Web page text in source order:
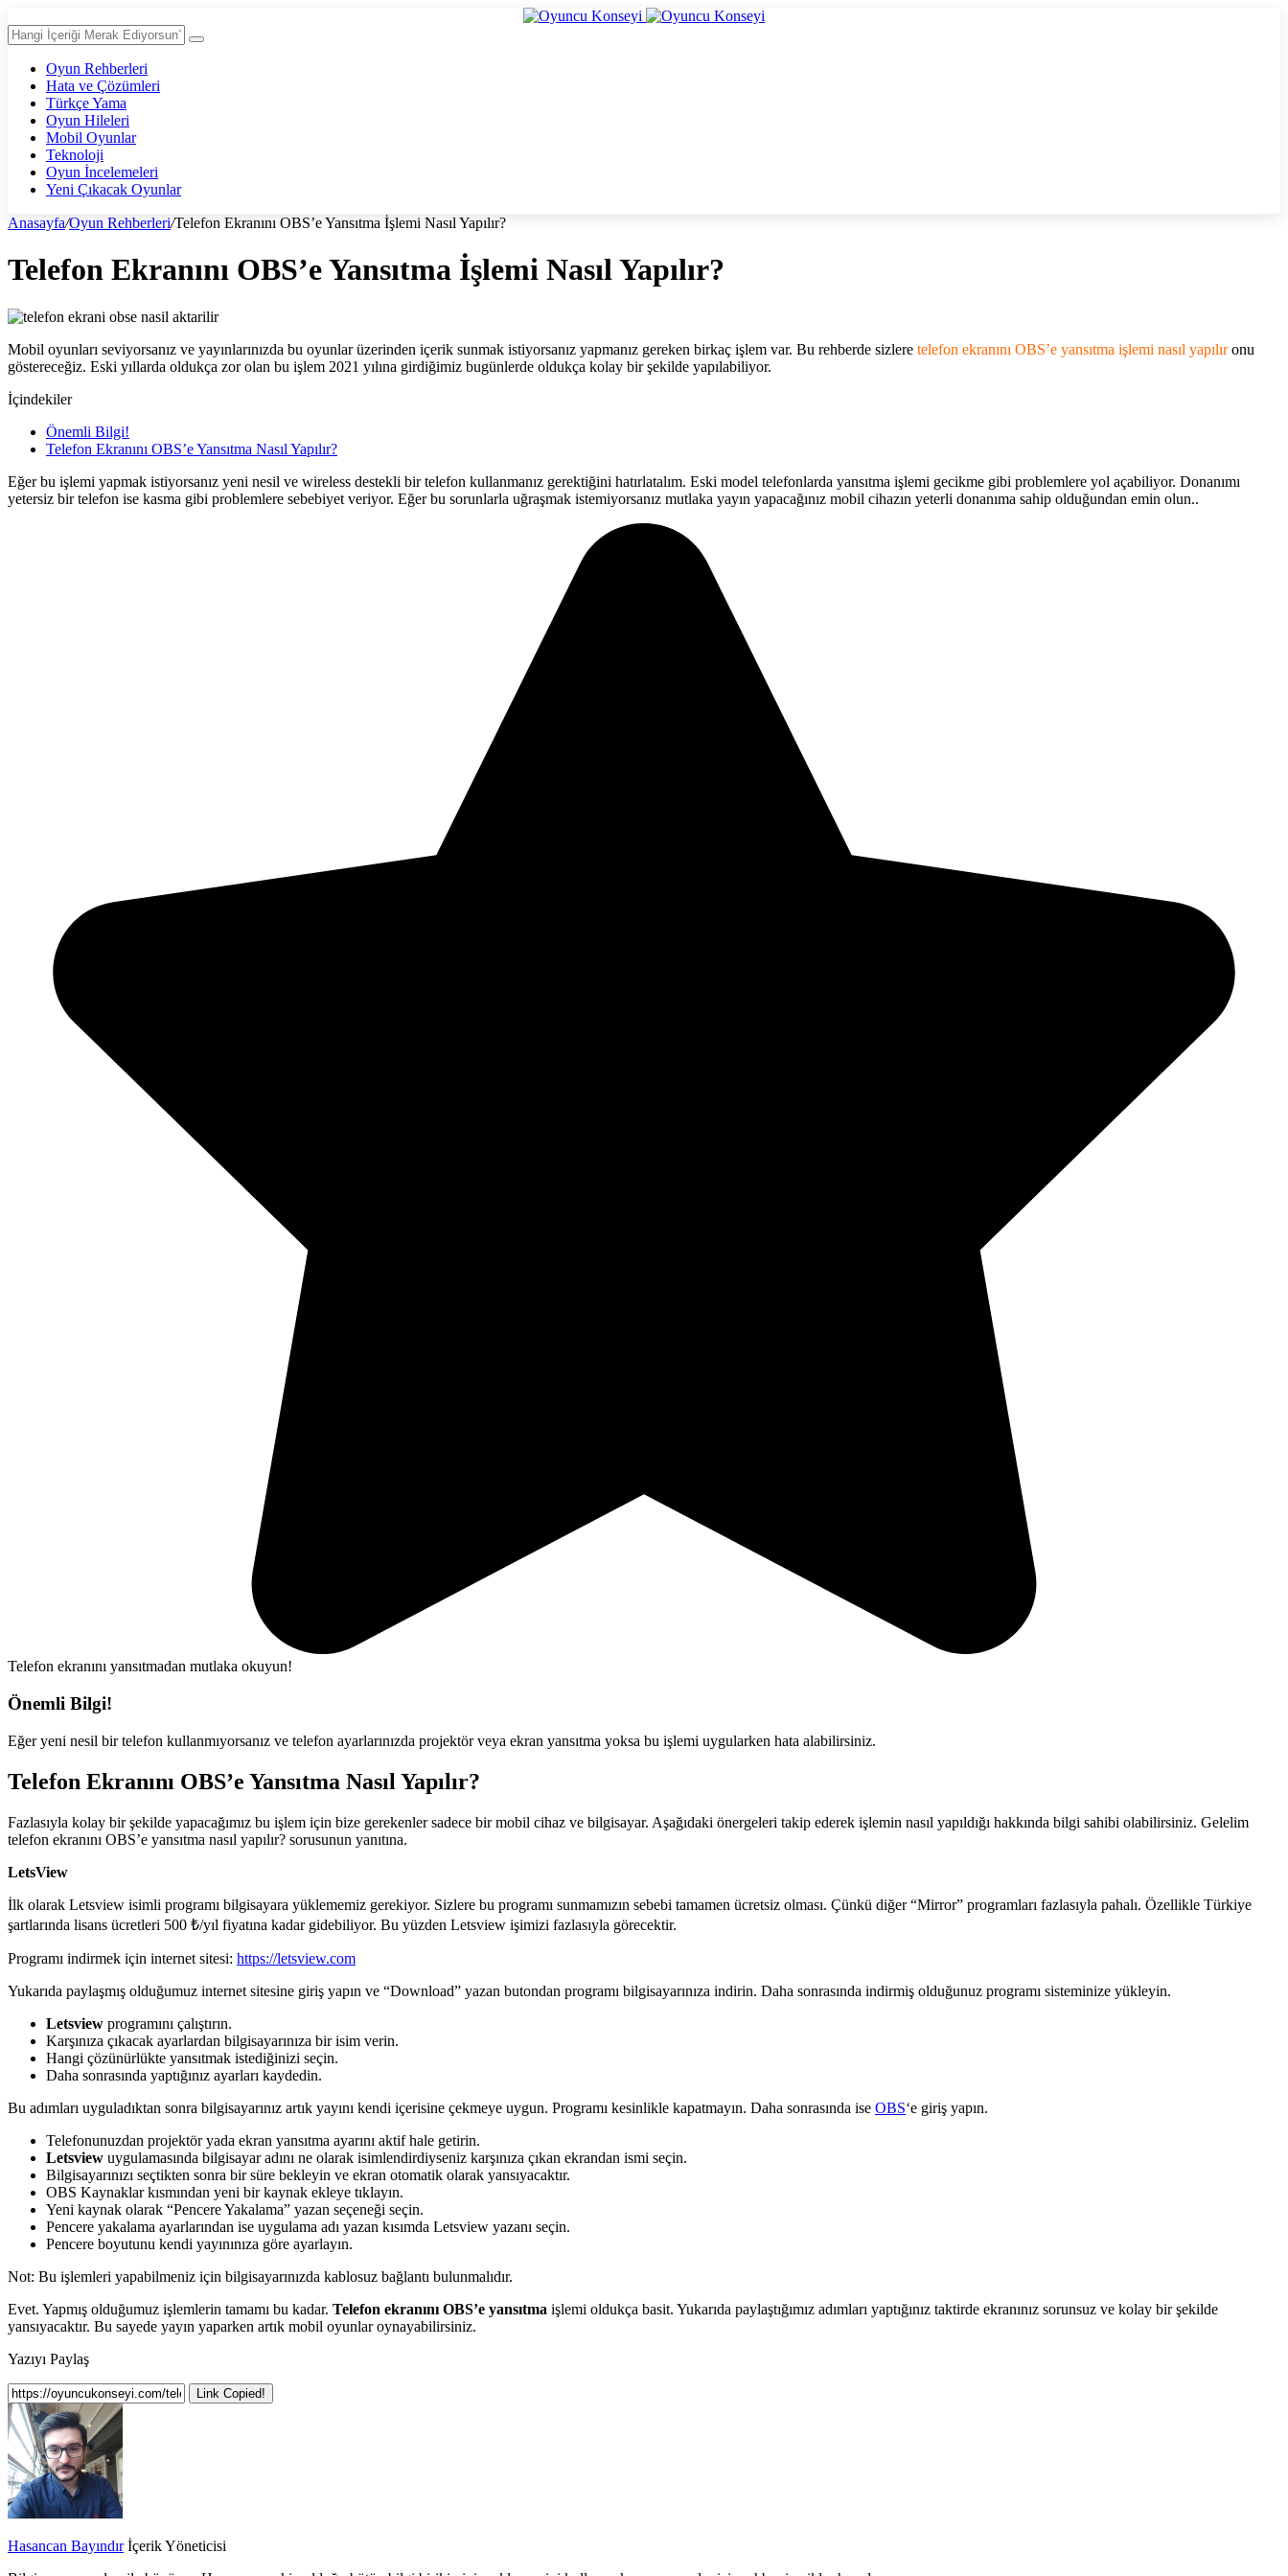
Oyun Rehberleri
Hata ve Çözümleri
Türkçe Yama
Oyun Hileleri
Mobil Oyunlar
Teknoloji
Oyun İncelemeleri
Yeni Çıkacak Oyunlar
Anasayfa/Oyun Rehberleri/Telefon Ekranını OBS’e Yansıtma İşlemi Nasıl Yapılır?
Telefon Ekranını OBS’e Yansıtma İşlemi Nasıl Yapılır?
Mobil oyunları seviyorsanız ve yayınlarınızda bu oyunlar üzerinden içerik sunmak istiyorsanız yapmanız gereken birkaç işlem var. Bu rehberde sizlere telefon ekranını OBS’e yansıtma işlemi nasıl yapılıronu
göstereceğiz. Eski yıllarda oldukça zor olan bu işlem 2021 yılına girdiğimiz bugünlerde oldukça kolay bir şekilde yapılabiliyor.
İçindekiler
Önemli Bilgi!
Telefon Ekranını OBS’e Yansıtma Nasıl Yapılır?
Eğer bu işlemi yapmak istiyorsanız yeni nesil ve wireless destekli bir telefon kullanmanız gerektiğini hatırlatalım. Eski model telefonlarda yansıtma işlemi gecikme gibi problemlere yol açabiliyor. Donanımı
yetersiz bir telefon ise kasma gibi problemlere sebebiyet veriyor. Eğer bu sorunlarla uğraşmak istemiyorsanız mutlaka yayın yapacağınız mobil cihazın yeterli donanıma sahip olduğundan emin olun..
Telefon ekranını yansıtmadan mutlaka okuyun!
Önemli Bilgi!
Eğer yeni nesil bir telefon kullanmıyorsanız ve telefon ayarlarınızda projektör veya ekran yansıtma yoksa bu işlemi uygularken hata alabilirsiniz.
Telefon Ekranını OBS’e Yansıtma Nasıl Yapılır?
Fazlasıyla kolay bir şekilde yapacağımız bu işlem için bize gerekenler sadece bir mobil cihaz ve bilgisayar. Aşağıdaki önergeleri takip ederek işlemin nasıl yapıldığı hakkında bilgi sahibi olabilirsiniz. Gelelim
telefon ekranını OBS’e yansıtma nasıl yapılır? sorusunun yanıtına.
LetsView
İlk olarak Letsview isimli programı bilgisayara yüklememiz gerekiyor. Sizlere bu programı sunmamızın sebebi tamamen ücretsiz olması. Çünkü diğer “Mirror” programları fazlasıyla pahalı. Özellikle Türkiye
şartlarında lisans ücretleri 500 ₺/yıl fiyatına kadar gidebiliyor. Bu yüzden Letsview işimizi fazlasıyla görecektir.
Programı indirmek için internet sitesi: https://letsview.com
Yukarıda paylaşmış olduğumuz internet sitesine giriş yapın ve “Download” yazan butondan programı bilgisayarınıza indirin. Daha sonrasında indirmiş olduğunuz programı sisteminize yükleyin.
Letsview programını çalıştırın.
Karşınıza çıkacak ayarlardan bilgisayarınıza bir isim verin.
Hangi çözünürlükte yansıtmak istediğinizi seçin.
Daha sonrasında yaptığınız ayarları kaydedin.
Bu adımları uyguladıktan sonra bilgisayarınız artık yayını kendi içerisine çekmeye uygun. Programı kesinlikle kapatmayın. Daha sonrasında ise OBS‘e giriş yapın.
Telefonunuzdan projektör yada ekran yansıtma ayarını aktif hale getirin.
Letsview uygulamasında bilgisayar adını ne olarak isimlendirdiyseniz karşınıza çıkan ekrandan ismi seçin.
Bilgisayarınızı seçtikten sonra bir süre bekleyin ve ekran otomatik olarak yansıyacaktır.
OBS Kaynaklar kısmından yeni bir kaynak ekleye tıklayın.
Yeni kaynak olarak “Pencere Yakalama” yazan seçeneği seçin.
Pencere yakalama ayarlarından ise uygulama adı yazan kısımda Letsview yazanı seçin.
Pencere boyutunu kendi yayınınıza göre ayarlayın.
Not: Bu işlemleri yapabilmeniz için bilgisayarınızda kablosuz bağlantı bulunmalıdır.
Evet. Yapmış olduğumuz işlemlerin tamamı bu kadar. Telefon ekranını OBS’e yansıtma işlemi oldukça basit. Yukarıda paylaştığımız adımları yaptığınız taktirde ekranınız sorunsuz ve kolay bir şekilde
yansıyacaktır. Bu sayede yayın yaparken artık mobil oyunlar oynayabilirsiniz.
Yazıyı Paylaş
Link Copied!
Hasancan Bayındır İçerik Yöneticisi